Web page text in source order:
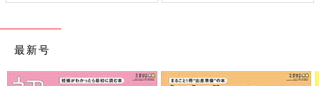
最新号